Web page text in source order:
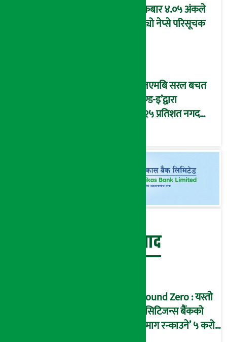
शुक्रबार ४.०५ अंकले
घट्यो नेप्से परिसूचक
‘एनएमबि सरल बचत
फण्ड-इ’द्वारा
५.२५ प्रतिशत नगद
बेथिति मुर्दाबाद
Ground Zero : यस्तो
छ सिटिजन्स बैंकको
‘दिमाग रन्काउने’ ५ करोड